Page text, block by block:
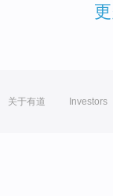
关于有道 Investors